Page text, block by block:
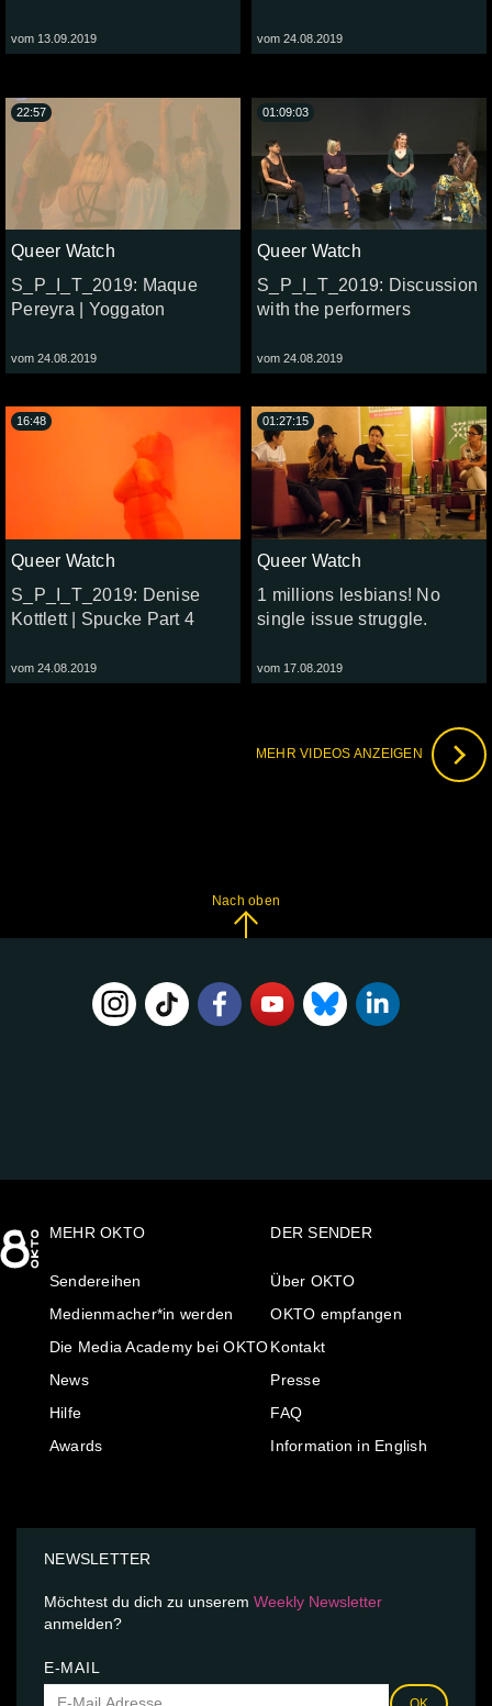
vom 13.09.2019 vom 24.08.2019
Queer Watch
S_P_I_T_2019: Maque
Pereyra | Yoggaton
vom 24.08.2019
22:57
Queer Watch
S_P_I_T_2019: Discussion
with the performers
vom 24.08.2019
01:09:03
Queer Watch
S_P_I_T_2019: Denise
Kottlett | Spucke Part 4
vom 24.08.2019
16:48
Queer Watch
1 millions lesbians! No
single issue struggle.
vom 17.08.2019
01:27:15
MEHR VIDEOS ANZEIGEN
Nach oben
MEHR OKTO
Sendereihen
Medienmacher*in werden
Die Media Academy bei OKTO
News
Hilfe
Awards
DER SENDER
Über OKTO
OKTO empfangen
Kontakt
Presse
FAQ
Information in English
NEWSLETTER
Möchtest du dich zu unserem Weekly Newsletter
anmelden?
E-MAIL